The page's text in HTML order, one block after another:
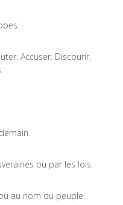
Accuser. Discourir.
ou par les lois.
au nom du peuple.